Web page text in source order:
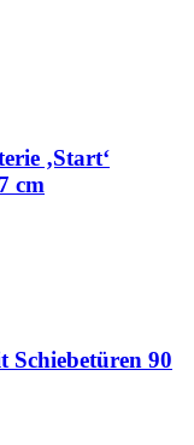
‚Start‘
cm
Schiebetüren 90